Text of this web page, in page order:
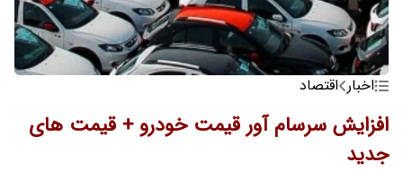
اخبار اقتصاد
افزایش سرسام آور قیمت خودرو + قیمت های
جدید